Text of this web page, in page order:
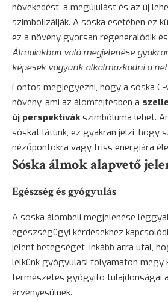
növekedést, a megújulást és az új
szimbolizálják. A sóska esetében ez
ez a növény gyorsan regenerálódik
Álmainkban való megjelenése
képesek vagyunk alkalmazkodni a
Fontos megjegyezni, hogy a sóska
növény, ami az álomfejtésben a
új perspektívákszimbóluma lehet.
sóskát látunk, ez gyakran jelzi, hogy
nézőpontokra vagy friss energiára
Sóska álmok alapvető
Egészség és gyógyulás
A sóska álombeli megjelenése
egészségügyi kérdésekhez
jelent betegséget, inkább arra utal,
lelkünk gyógyulási folyamaton megy
természetes gyógyító tulajdonságai
érvényesülnek.